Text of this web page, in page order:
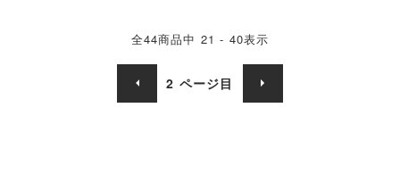
全44商品中 21 - 40表示
2 ページ目